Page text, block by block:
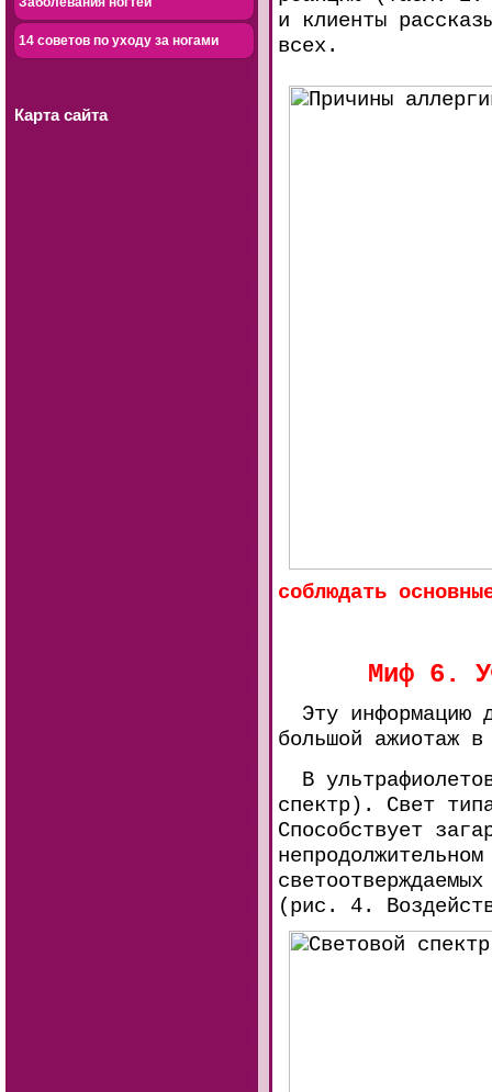
14 советов по уходу за ногами
Карта сайта
и клиенты
всех.
соблюдать
Миф 6.
Эту информацию
большой ажиотаж
В
спектр). Свет
Способствует
(рис. 4.